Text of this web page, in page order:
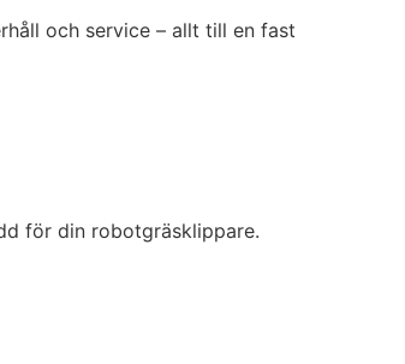
och service – allt till en fast
för din robotgräsklippare.